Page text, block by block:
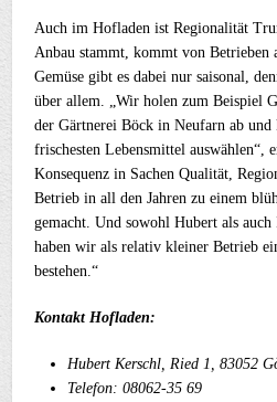
Auch im Hofladen ist Regionalität
Anbau stammt, kommt von Betrieben
Gemüse gibt es dabei nur saisonal,
über allem. „Wir holen zum Beispiel
der Gärtnerei Böck in Neufarn ab und
frischesten Lebensmittel auswählen“,
Konsequenz in Sachen Qualität,
Betrieb in all den Jahren zu einem
gemacht. Und sowohl Hubert als
haben wir als relativ kleiner Betrieb
bestehen.“
Kontakt Hofladen:
Hubert Kerschl, Ried 1, 83052
Telefon: 08062-35 69